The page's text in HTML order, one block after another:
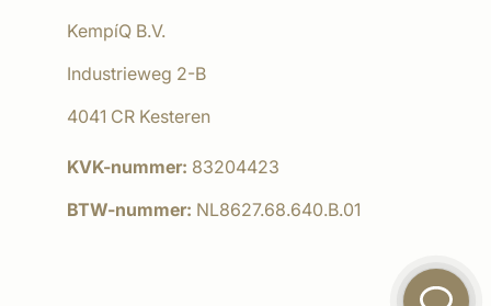
KempíQ B.V.
Industrieweg 2-B
4041 CR Kesteren
KVK-nummer: 83204423
BTW-nummer: NL8627.68.640.B.01